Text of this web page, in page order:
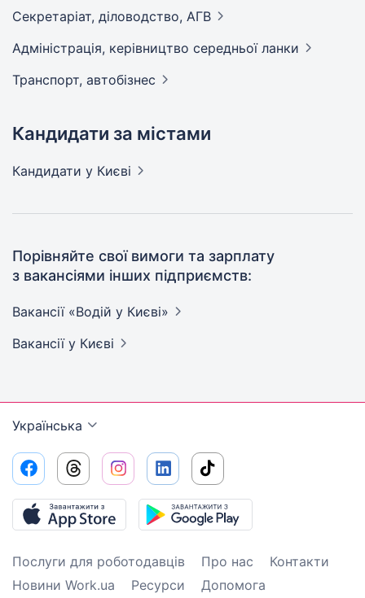
Секретаріат, діловодство, АГВ
Адмiнiстрацiя, керівництво середньої ланки
Транспорт, автобізнес
Кандидати за містами
Кандидати у Києві
Порівняйте свої вимоги та зарплату
з вакансіями інших підприємств:
Вакансії «Водій у Києві»
Вакансії у Києві
Українська
Послуги для роботодавців Про нас
Контакти
Новини Work.ua
Ресурси Допомога